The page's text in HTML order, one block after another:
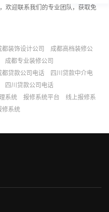
欢迎联系我们的专业团队，获取免
都装饰设计公司
成都高档装修公
成都专业装修公司
都贷款公司电话
四川贷款中介电
四川贷款公司电话
系统 报修系统平台
线上报修系
修系统